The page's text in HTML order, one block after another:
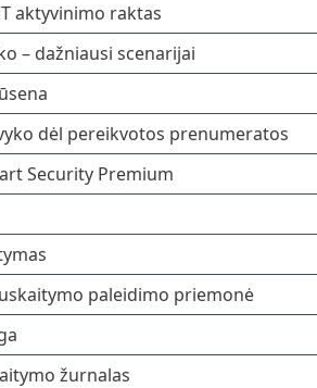
aktyvinimo raktas
– dažniausi scenarijai
dėl pereikvotos prenumeratos
Security Premium
paleidimo priemonė
žurnalas